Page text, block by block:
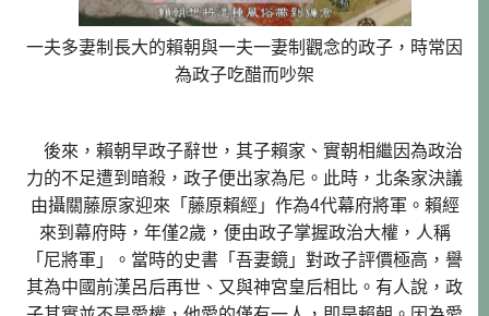
一夫多妻制長大的賴朝與一夫一妻制觀念的政子，時常因
為政子吃醋而吵架
後來，賴朝早政子辭世，其子賴家、實朝相繼因為政治
力的不足遭到暗殺，政子便出家為尼。此時，北条家決議
由攝關藤原家迎來「藤原賴經」作為4代幕府將軍。賴經
來到幕府時，年僅2歲，便由政子掌握政治大權，人稱
「尼將軍」。當時的史書「吾妻鏡」對政子評價極高，譽
其為中國前漢呂后再世、又與神宮皇后相比。有人說，政